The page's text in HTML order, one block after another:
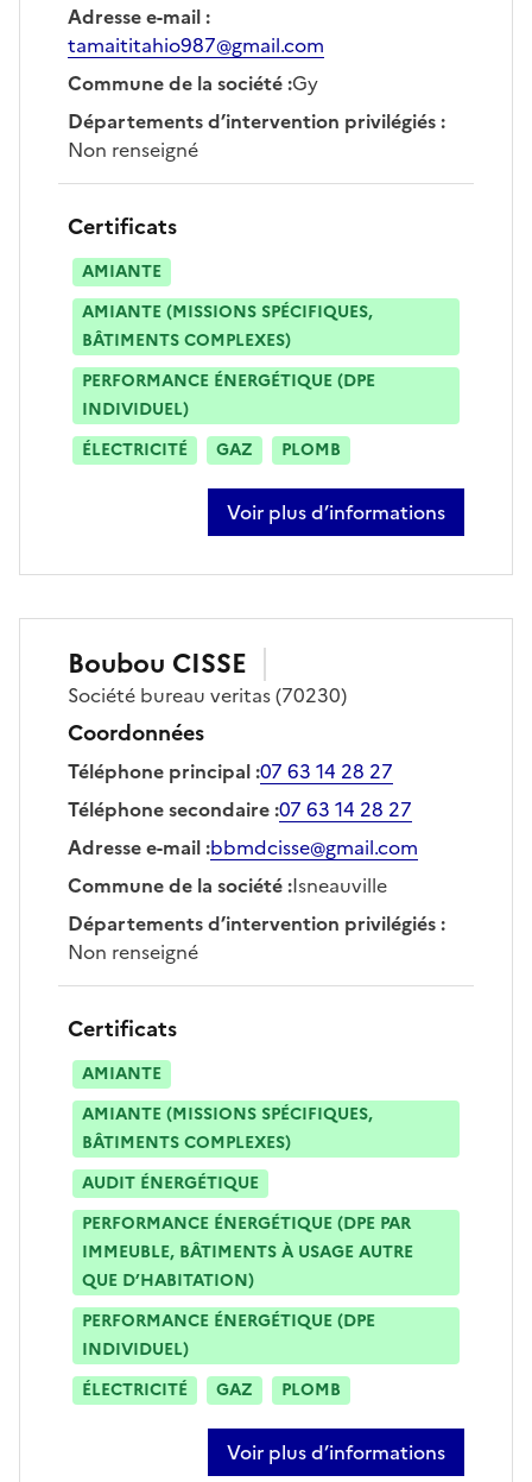
Adresse e-mail:
tamaititahio987@gmail.com
Commune de la société:Gy
Départements d’intervention privilégiés:
Non renseigné
Certificats
AMIANTE
AMIANTE (MISSIONS SPÉCIFIQUES,
BÂTIMENTS COMPLEXES)
PERFORMANCE ÉNERGÉTIQUE (DPE
INDIVIDUEL)
ÉLECTRICITÉ
GAZ PLOMB
Voir plus d’informations
sur lucas tamaititahio
Boubou CISSE
Société bureau veritas(70230)
Coordonnées
Téléphone principal:07 63 14 28 27
Téléphone secondaire:07 63 14 28 27
Adresse e-mail:bbmdcisse@gmail.com
Commune de la société:Isneauville
Départements d’intervention privilégiés:
Non renseigné
Certificats
AMIANTE
AMIANTE (MISSIONS SPÉCIFIQUES,
BÂTIMENTS COMPLEXES)
AUDIT ÉNERGÉTIQUE
PERFORMANCE ÉNERGÉTIQUE (DPE PAR
IMMEUBLE, BÂTIMENTS À USAGE AUTRE
QUE D’HABITATION)
PERFORMANCE ÉNERGÉTIQUE (DPE
INDIVIDUEL)
ÉLECTRICITÉ
GAZ PLOMB
Voir plus d’informations
sur boubou cisse